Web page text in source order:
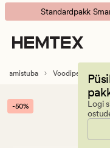
Carol
puuvillane
voodipesukomplekt
Animated
banner.
Press
ESCAPE
Standardpakk
Logi
-50%